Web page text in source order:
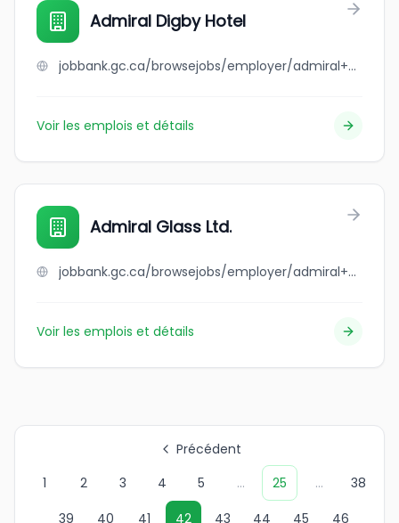
Admiral Digby Hotel
jobbank.gc.ca/browsejobs/employer/admiral+digby+hotel/ca
Voir les emplois et détails
Admiral Glass Ltd.
jobbank.gc.ca/browsejobs/employer/admiral+glass+ltd./ca
Voir les emplois et détails
Précédent
1
2 3 4 5 ... 25 ...
38
39
40 41 42 43 44 45 46